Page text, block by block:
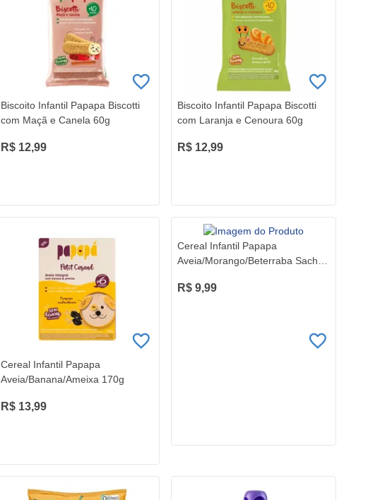
Biscoito Infantil Papapa Biscotti
com Maçã e Canela 60g
R$ 12,99
Biscoito Infantil Papapa Biscotti
com Laranja e Cenoura 60g
R$ 12,99
Cereal Infantil Papapa
Aveia/Banana/Ameixa 170g
R$ 13,99
Cereal Infantil Papapa
Aveia/Morango/Beterraba Sache
R$ 9,99